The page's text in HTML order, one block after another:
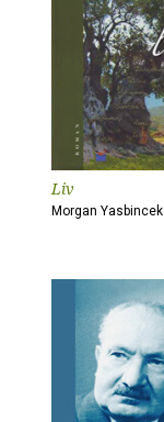
Liv
Morgan Yasbincek